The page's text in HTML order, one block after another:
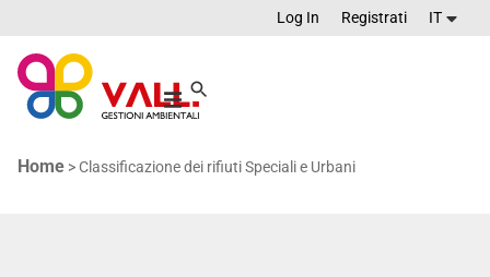
Log In Registrati IT
Home >Classificazione dei rifiuti Speciali e Urbani